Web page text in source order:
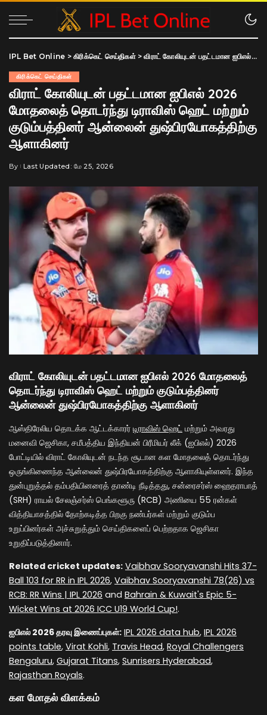
IPL Bet Online >கிரிக்கெட் செய்திகள்>விராட் கோலியுடன் பதட்டமான ஐபிஎல் 2026 மோதலைத் தொடர்ந்து டிராவிஸ் ஹெட் மற்றும் குடும்பத்தினர் ஆன்லைன் துஷ்பிரயோகத்திற்கு ஆளாகினர்
கிரிக்கெட் செய்திகள்
விராட் கோலியுடன் பதட்டமான ஐபிஎல் 2026
மோதலைத் தொடர்ந்து டிராவிஸ் ஹெட் மற்றும்
குடும்பத்தினர் ஆன்லைன் துஷ்பிரயோகத்திற்கு
ஆளாகினர்
Posted
By Last Updated: மே 25, 2026
விராட் கோலியுடன் பதட்டமான ஐபிஎல் 2026 மோதலைத்
தொடர்ந்து டிராவிஸ் ஹெட் மற்றும் குடும்பத்தினர்
ஆன்லைன் துஷ்பிரயோகத்திற்கு ஆளாகினர்
ஆஸ்திரேலிய தொடக்க ஆட்டக்காரர் டிராவிஸ் ஹெட் மற்றும் அவரது
மனைவி ஜெசிகா, சமீபத்திய இந்தியன் பிரீமியர் லீக் (ஐபிஎல்) 2026
போட்டியில் விராட் கோலியுடன் நடந்த சூடான கள மோதலைத் தொடர்ந்து
ஒருங்கிணைந்த ஆன்லைன் துஷ்பிரயோகத்திற்கு ஆளாகியுள்ளனர். இந்த
துன்புறுத்தல் தம்பதியினரைத் தாண்டி நீடித்தது, சன்ரைசர்ஸ் ஹைதராபாத்
(SRH) ராயல் சேலஞ்சர்ஸ் பெங்களூரு (RCB) அணியை 55 ரன்கள்
வித்தியாசத்தில் தோற்கடித்த பிறகு நண்பர்கள் மற்றும் குடும்ப
உறுப்பினர்கள் அச்சுறுத்தும் செய்திகளைப் பெற்றதாக ஜெசிகா
உறுதிப்படுத்தினார்.
Related cricket updates: Vaibhav Sooryavanshi Hits 37-
Ball 103 for RR in IPL 2026, Vaibhav Sooryavanshi 78(26) vs
RCB: RR Wins | IPL 2026 and Bahrain & Kuwait's Epic 5-
Wicket Wins at 2026 ICC U19 World Cup!.
ஐபிஎல் 2026 தரவு இணைப்புகள்: IPL 2026 data hub, IPL 2026
points table, Virat Kohli, Travis Head, Royal Challengers
Bengaluru, Gujarat Titans, Sunrisers Hyderabad,
Rajasthan Royals.
கள மோதல் விளக்கம்